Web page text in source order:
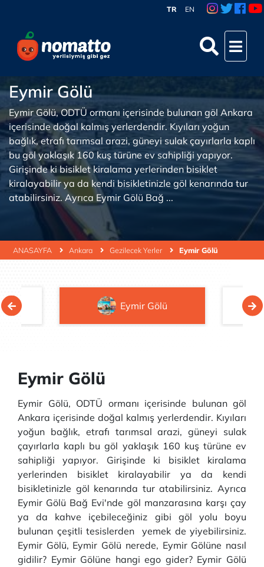
TR EN
ANASAYFA Ankara Gezilecek Yerler Eymir Gölü
Eymir Gölü
Eymir Gölü, ODTÜ ormanı içerisinde bulunan göl Ankara
içerisinde doğal kalmış yerlerdendir. Kıyıları yoğun
bağlık, etrafı tarımsal arazi, güneyi sulak çayırlarla kaplı
bu göl yaklaşık 160 kuş türüne ev sahipliği yapıyor.
Girişinde ki bisiklet kiralama yerlerinden bisiklet
kiralayabilir ya da kendi bisikletinizle göl kenarında tur
atabilirsiniz. Ayrıca Eymir Gölü Bağ ...
Eymir Gölü
Eymir Gölü
Eymir Gölü, ODTÜ ormanı içerisinde bulunan göl
Ankara içerisinde doğal kalmış yerlerdendir. Kıyıları
yoğun bağlık, etrafı tarımsal arazi, güneyi sulak
çayırlarla kaplı bu göl yaklaşık 160 kuş türüne ev
sahipliği yapıyor. Girişinde ki bisiklet kiralama
yerlerinden bisiklet kiralayabilir ya da kendi
bisikletinizle göl kenarında tur atabilirsiniz. Ayrıca
Eymir Gölü Bağ Evi'nde göl manzarasına karşı çay
ya da kahve içebileceğiniz gibi göl yolu boyu
bulunan çeşitli tesislerden yemek de yiyebilirsiniz.
Eymir Gölü, Eymir Gölü nerede, Eymir Gölüne nasıl
gidilir? Eymir Gölüne hangi ego gider? Eymir Gölü